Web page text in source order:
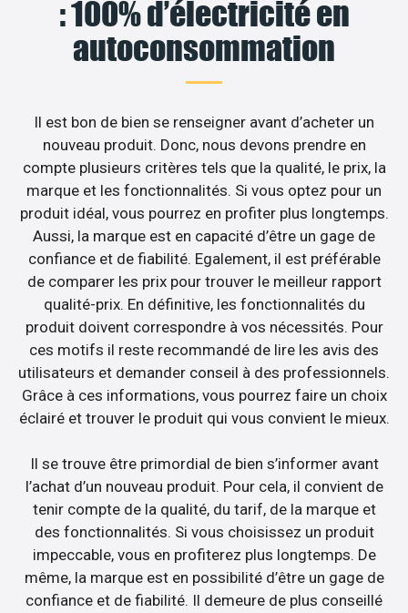
: 100% d’électricité en
autoconsommation
Il est bon de bien se renseigner avant d’acheter un
nouveau produit. Donc, nous devons prendre en
compte plusieurs critères tels que la qualité, le prix, la
marque et les fonctionnalités. Si vous optez pour un
produit idéal, vous pourrez en profiter plus longtemps.
Aussi, la marque est en capacité d’être un gage de
confiance et de fiabilité. Egalement, il est préférable
de comparer les prix pour trouver le meilleur rapport
qualité-prix. En définitive, les fonctionnalités du
produit doivent correspondre à vos nécessités. Pour
ces motifs il reste recommandé de lire les avis des
utilisateurs et demander conseil à des professionnels.
Grâce à ces informations, vous pourrez faire un choix
éclairé et trouver le produit qui vous convient le mieux.
Il se trouve être primordial de bien s’informer avant
l’achat d’un nouveau produit. Pour cela, il convient de
tenir compte de la qualité, du tarif, de la marque et
des fonctionnalités. Si vous choisissez un produit
impeccable, vous en profiterez plus longtemps. De
même, la marque est en possibilité d’être un gage de
confiance et de fiabilité. Il demeure de plus conseillé